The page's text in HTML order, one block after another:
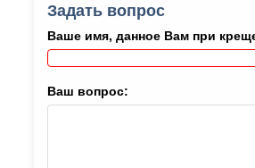
Задать вопрос
Ваше имя, данное Вам при
Ваш вопрос: